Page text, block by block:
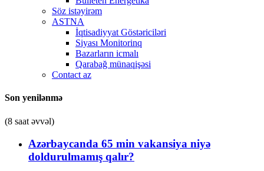
Söz istəyirəm
ASTNA
İqtisadiyyat Göstəriciləri
Siyası Monitorinq
Bazarların icmalı
Qarabağ münaqişəsi
Contact az
Son yenilənmə
(8 saat əvvəl)
Azərbaycanda 65 min vakansiya niyə
doldurulmamış qalır?